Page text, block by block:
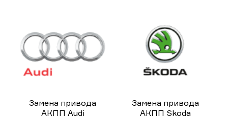
Замена привода
АКПП Audi
Замена привода
АКПП Skoda